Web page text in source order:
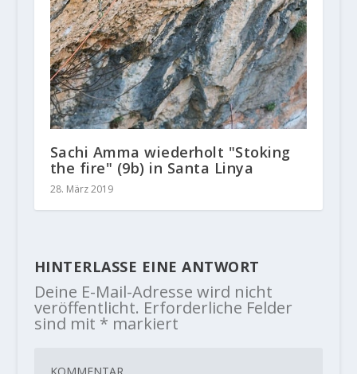
Sachi Amma wiederholt "Stoking
the fire" (9b) in Santa Linya
28. März 2019
HINTERLASSE EINE ANTWORT
Deine E-Mail-Adresse wird nicht
veröffentlicht. Erforderliche Felder
sind mit * markiert